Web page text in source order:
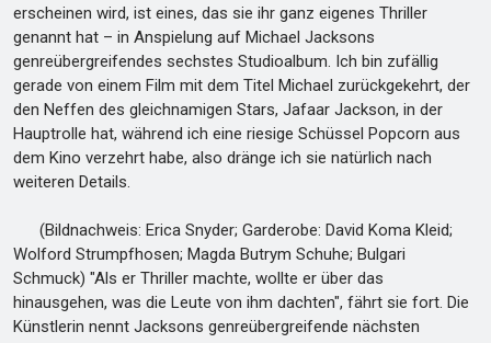
erscheinen wird, ist eines, das sie ihr ganz eigenes Thriller
genannt hat – in Anspielung auf Michael Jacksons
genreübergreifendes sechstes Studioalbum. Ich bin zufällig
gerade von einem Film mit dem Titel Michael zurückgekehrt, der
den Neffen des gleichnamigen Stars, Jafaar Jackson, in der
Hauptrolle hat, während ich eine riesige Schüssel Popcorn aus
dem Kino verzehrt habe, also dränge ich sie natürlich nach
weiteren Details.
(Bildnachweis: Erica Snyder; Garderobe: David Koma Kleid;
Wolford Strumpfhosen; Magda Butrym Schuhe; Bulgari
Schmuck) "Als er Thriller machte, wollte er über das
hinausgehen, was die Leute von ihm dachten", fährt sie fort. Die
Künstlerin nennt Jacksons genreübergreifende nächsten